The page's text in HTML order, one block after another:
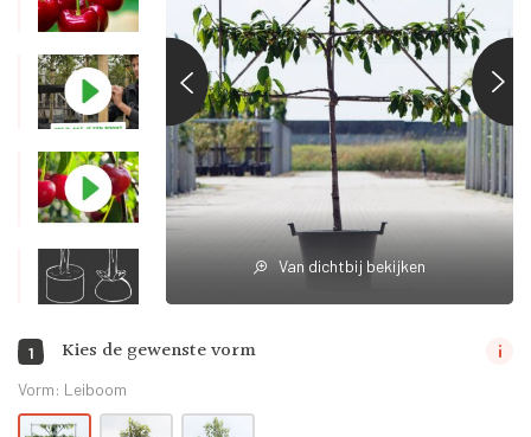
Van dichtbij bekijken
1 Kies de gewenste vorm
Vorm: Leiboom